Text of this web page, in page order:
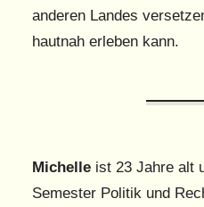
anderen Landes
hautnah erleben kann.
Michelleist 23 Jahre alt
Semester Politik und